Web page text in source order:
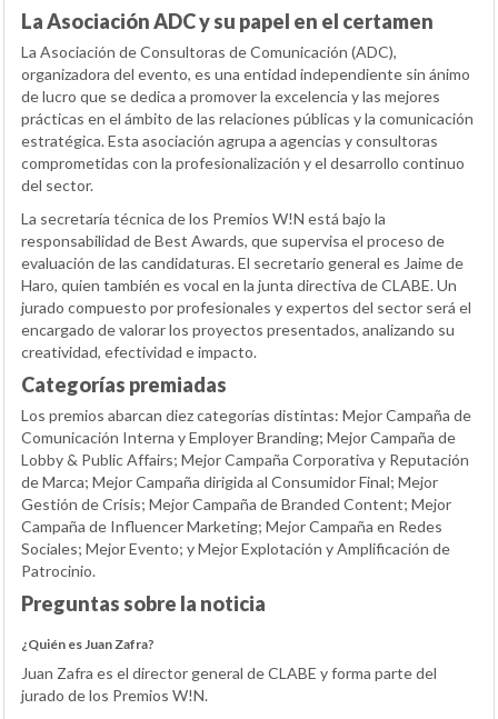
La Asociación ADC y su papel en el certamen
La Asociación de Consultoras de Comunicación (ADC),
organizadora del evento, es una entidad independiente sin ánimo
de lucro que se dedica a promover la excelencia y las mejores
prácticas en el ámbito de las relaciones públicas y la comunicación
estratégica. Esta asociación agrupa a agencias y consultoras
comprometidas con la profesionalización y el desarrollo continuo
del sector.
La secretaría técnica de los Premios W!N está bajo la
responsabilidad de Best Awards, que supervisa el proceso de
evaluación de las candidaturas. El secretario general es Jaime de
Haro, quien también es vocal en la junta directiva de CLABE. Un
jurado compuesto por profesionales y expertos del sector será el
encargado de valorar los proyectos presentados, analizando su
creatividad, efectividad e impacto.
Categorías premiadas
Los premios abarcan diez categorías distintas: Mejor Campaña de
Comunicación Interna y Employer Branding; Mejor Campaña de
Lobby & Public Affairs; Mejor Campaña Corporativa y Reputación
de Marca; Mejor Campaña dirigida al Consumidor Final; Mejor
Gestión de Crisis; Mejor Campaña de Branded Content; Mejor
Campaña de Influencer Marketing; Mejor Campaña en Redes
Sociales; Mejor Evento; y Mejor Explotación y Amplificación de
Patrocinio.
Preguntas sobre la noticia
¿Quién es Juan Zafra?
Juan Zafra es el director general de CLABE y forma parte del
jurado de los Premios W!N.